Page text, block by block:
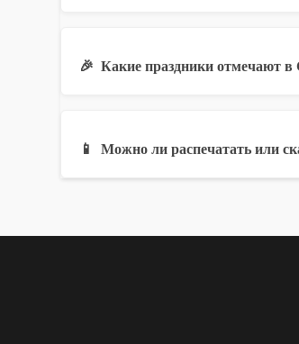
🎉 Какие праздники отмечают в
📱 Можно ли распечатать или